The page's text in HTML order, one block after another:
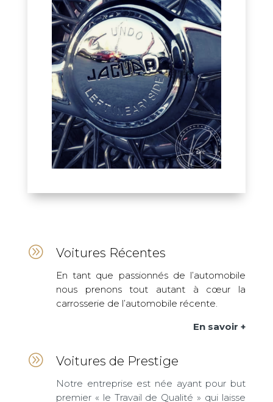
A Voitures Récentes
En tant que passionnés de l’automobile
nous prenons tout autant à cœur la
carrosserie de l’automobile récente.
En savoir +
A Voitures de Prestige
Notre entreprise est née ayant pour but
premier « le Travail de Qualité » qui laisse